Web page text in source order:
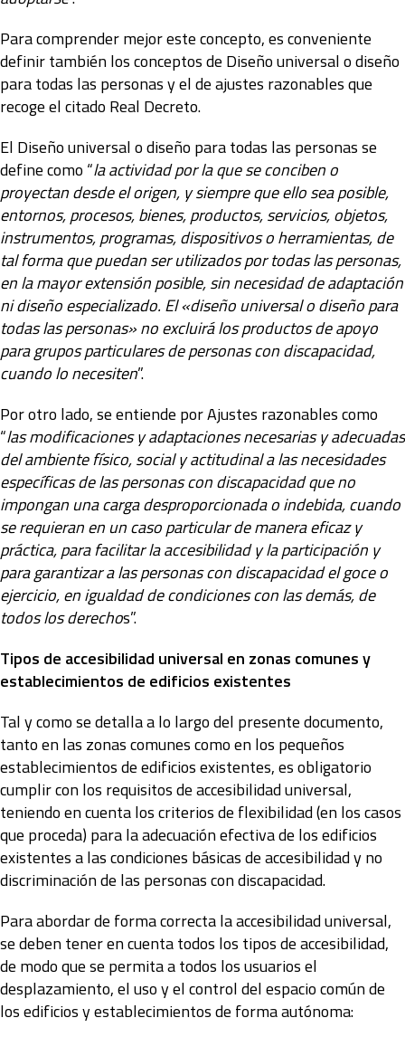
Para comprender mejor este concepto, es conveniente
definir también los conceptos de Diseño universal o diseño
para todas las personas y el de ajustes razonables que
recoge el citado Real Decreto.
El Diseño universal o diseño para todas las personas se
define como “la actividad por la que se conciben o
proyectan desde el origen, y siempre que ello sea posible,
entornos, procesos, bienes, productos, servicios, objetos,
instrumentos, programas, dispositivos o herramientas, de
tal forma que puedan ser utilizados por todas las personas,
en la mayor extensión posible, sin necesidad de adaptación
ni diseño especializado. El «diseño universal o diseño para
todas las personas» no excluirá los productos de apoyo
para grupos particulares de personas con discapacidad,
cuando lo necesiten”.
Por otro lado, se entiende por Ajustes razonables como
“las modificaciones y adaptaciones necesarias y adecuadas
del ambiente físico, social y actitudinal a las necesidades
específicas de las personas con discapacidad que no
impongan una carga desproporcionada o indebida, cuando
se requieran en un caso particular de manera eficaz y
práctica, para facilitar la accesibilidad y la participación y
para garantizar a las personas con discapacidad el goce o
ejercicio, en igualdad de condiciones con las demás, de
todos los derechos”.
Tipos de accesibilidad universal en zonas comunes y
establecimientos de edificios existentes
Tal y como se detalla a lo largo del presente documento,
tanto en las zonas comunes como en los pequeños
establecimientos de edificios existentes, es obligatorio
cumplir con los requisitos de accesibilidad universal,
teniendo en cuenta los criterios de flexibilidad (en los casos
que proceda) para la adecuación efectiva de los edificios
existentes a las condiciones básicas de accesibilidad y no
discriminación de las personas con discapacidad.
Para abordar de forma correcta la accesibilidad universal,
se deben tener en cuenta todos los tipos de accesibilidad,
de modo que se permita a todos los usuarios el
desplazamiento, el uso y el control del espacio común de
los edificios y establecimientos de forma autónoma: